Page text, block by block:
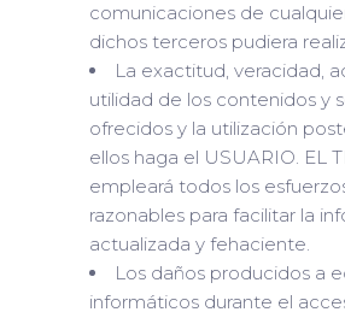
comunicaciones de
dichos terceros pudiera
La exactitud, veracidad,
utilidad de los contenidos y
ofrecidos y la utilización
ellos haga el USUARIO. EL
empleará todos los
razonables para facilitar la
actualizada y fehaciente.
Los daños producidos a
informáticos durante el